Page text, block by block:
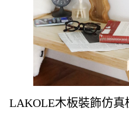
LAKOLE木板裝飾仿真